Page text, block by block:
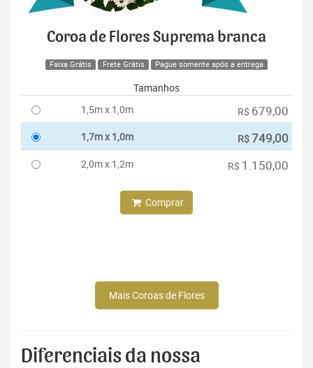
Coroa de Flores Suprema branca
Faixa Grátis Frete Grátis Pague somente após a entrega
Tamanhos
1,5m x 1,0m
R$ 679,00
1,7m x 1,0m R$749,00
2,0m x 1,2m R$ 1.150,00
Comprar
Mais Coroas de Flores
Diferenciais da nossa